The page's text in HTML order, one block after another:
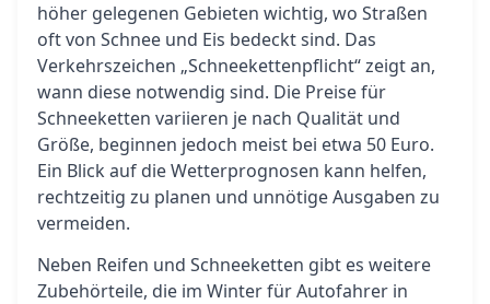
höher gelegenen Gebieten wichtig, wo Straßen
oft von Schnee und Eis bedeckt sind. Das
Verkehrszeichen „Schneekettenpflicht“ zeigt an,
wann diese notwendig sind. Die Preise für
Schneeketten variieren je nach Qualität und
Größe, beginnen jedoch meist bei etwa 50 Euro.
Ein Blick auf die Wetterprognosen kann helfen,
rechtzeitig zu planen und unnötige Ausgaben zu
vermeiden.
Neben Reifen und Schneeketten gibt es weitere
Zubehörteile, die im Winter für Autofahrer in